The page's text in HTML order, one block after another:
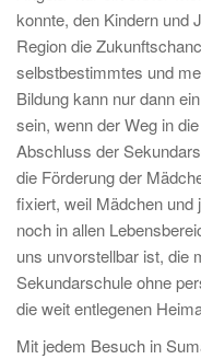
konnte, den Kindern und
Region die
selbstbestimmtes und
Bildung kann nur dann
sein, wenn der Weg in
Abschluss der
die Förderung der
fixiert, weil Mädchen und
noch in allen
uns unvorstellbar ist, die
Sekundarschule ohne
die weit entlegenen
Mit jedem Besuch in